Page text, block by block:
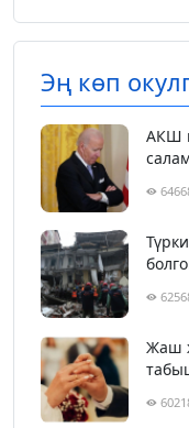
Эң көп
АКШ
Жаш